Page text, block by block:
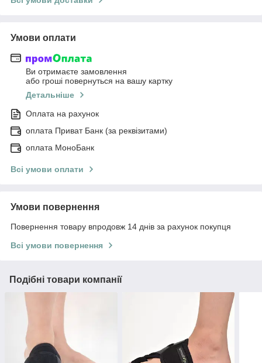
Умови оплати
Ви отримаєте замовлення
або гроші повернуться на вашу картку
Детальніше
Оплата на рахунок
оплата Приват Банк (за реквізитами)
оплата МоноБанк
Всі умови оплати
Умови повернення
Повернення товару впродовж 14 днів за рахунок покупця
Всі умови повернення
Подібні товари компанії